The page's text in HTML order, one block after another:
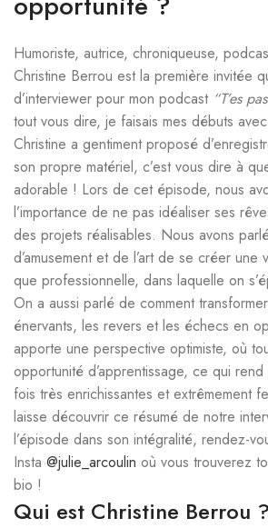
Humoriste, autrice, chroniqueuse,
Christine Berrou est la première invitée
d’interviewer pour mon podcast “T’es
tout vous dire, je faisais mes débuts
Christine a gentiment proposé
son propre matériel, c’est vous dire à
adorable ! Lors de cet épisode, nous
l’importance de ne pas idéaliser ses
des projets réalisables. Nous avons
d’amusement et de l’art de se créer une
que professionnelle, dans laquelle on
On a aussi parlé de comment
énervants, les revers et les échecs en
apporte une perspective optimiste, où
opportunité d’apprentissage, ce qui
fois très enrichissantes et extrêmement
laisse découvrir ce résumé de notre
l’épisode dans son intégralité, rendez-
Insta @julie_arcoulin où vous trouverez
bio !
Qui est Christine Berrou ?